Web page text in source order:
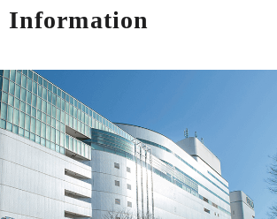
Information